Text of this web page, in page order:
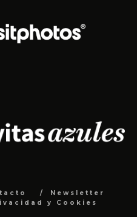
Newsletter
y Cookies